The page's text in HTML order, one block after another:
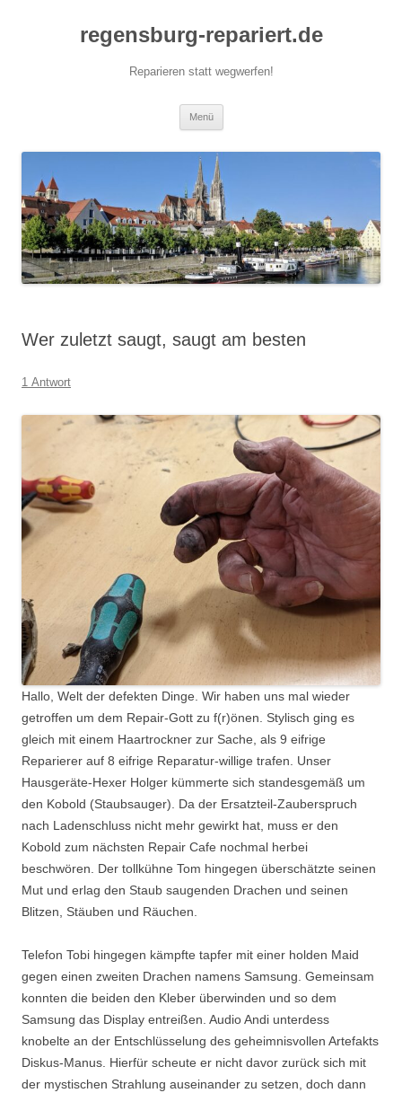
regensburg-repariert.de
Reparieren statt wegwerfen!
Menü
Wer zuletzt saugt, saugt am besten
1 Antwort
Hallo, Welt der defekten Dinge. Wir haben uns mal wieder
getroffen um dem Repair-Gott zu f(r)önen. Stylisch ging es
gleich mit einem Haartrockner zur Sache, als 9 eifrige
Reparierer auf 8 eifrige Reparatur-willige trafen. Unser
Hausgeräte-Hexer Holger kümmerte sich standesgemäß um
den Kobold (Staubsauger). Da der Ersatzteil-Zauberspruch
nach Ladenschluss nicht mehr gewirkt hat, muss er den
Kobold zum nächsten Repair Cafe nochmal herbei
beschwören. Der tollkühne Tom hingegen überschätzte seinen
Mut und erlag den Staub saugenden Drachen und seinen
Blitzen, Stäuben und Räuchen.
Telefon Tobi hingegen kämpfte tapfer mit einer holden Maid
gegen einen zweiten Drachen namens Samsung. Gemeinsam
konnten die beiden den Kleber überwinden und so dem
Samsung das Display entreißen. Audio Andi unterdess
knobelte an der Entschlüsselung des geheimnisvollen Artefakts
Diskus-Manus. Hierfür scheute er nicht davor zurück sich mit
der mystischen Strahlung auseinander zu setzen, doch dann